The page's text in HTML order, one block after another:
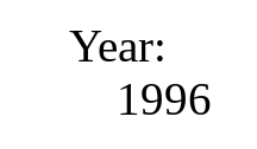
Year:
1996